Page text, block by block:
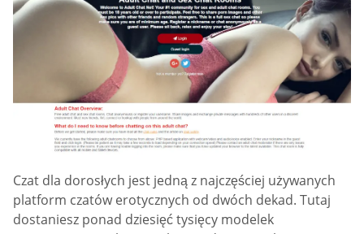
Czat dla dorosłych jest jedną z najczęściej używanych
platform czatów erotycznych od dwóch dekad. Tutaj
dostaniesz ponad dziesięć tysięcy modelek